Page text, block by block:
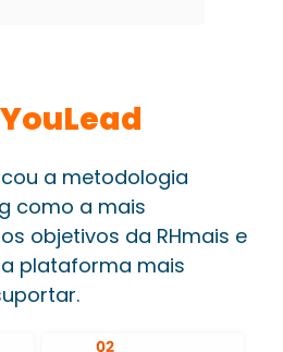
a metodologia
como a mais
objetivos da RHmais e
plataforma mais